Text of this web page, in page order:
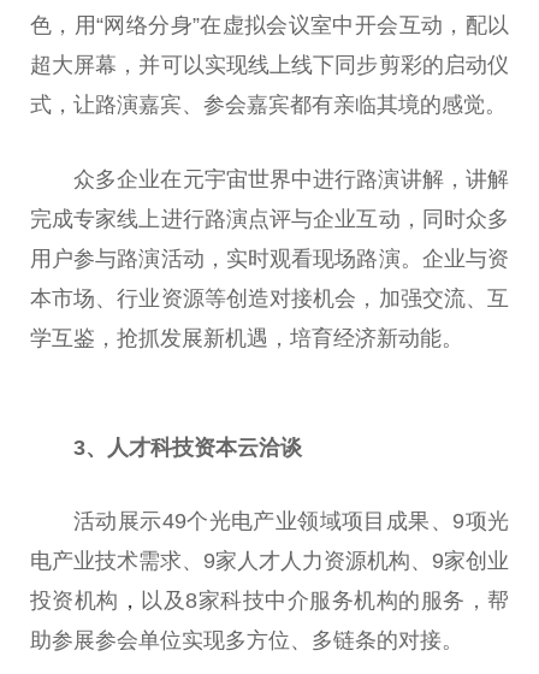
色，用“网络分身”在虚拟会议室中开会互动，配以
超大屏幕，并可以实现线上线下同步剪彩的启动仪
式，让路演嘉宾、参会嘉宾都有亲临其境的感觉。
众多企业在元宇宙世界中进行路演讲解，讲解
完成专家线上进行路演点评与企业互动，同时众多
用户参与路演活动，实时观看现场路演。企业与资
本市场、行业资源等创造对接机会，加强交流、互
学互鉴，抢抓发展新机遇，培育经济新动能。
3、人才科技资本云洽谈
活动展示49个光电产业领域项目成果、9项光
电产业技术需求、9家人才人力资源机构、9家创业
投资机构 ， 以及8家科技中介服务机构的服务，帮
助参展参会单位实现多方位、多链条的对接。